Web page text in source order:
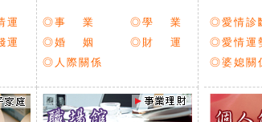
◎愛情診
◎愛情運
◎婆媳關
運
運
◎事 業
◎學 業
◎婚 姻
◎財 運
◎人際關係